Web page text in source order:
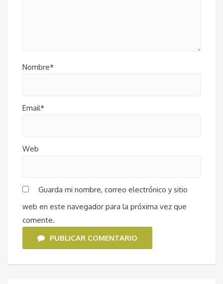
Nombre*
Email*
Web
Guarda mi nombre, correo electrónico y sitio
web en este navegador para la próxima vez que
comente.
PUBLICAR COMENTARIO